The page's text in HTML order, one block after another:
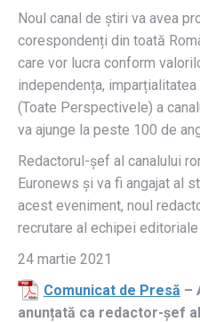
Noul canal de știri va avea
corespondenți din toată
care vor lucra conform
independența,
(Toate Perspectivele) a
va ajunge la peste 100 de
Redactorul-șef al canalului
Euronews și va fi angajat al
acest eveniment, noul
recrutare al echipei editoriale
24 martie 2021
Comunicat de Presă –
anunțată ca redactor-șef